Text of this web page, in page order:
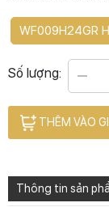
WF009H24GR
Số lượng:
THÊM VÀO
Thông tin sản